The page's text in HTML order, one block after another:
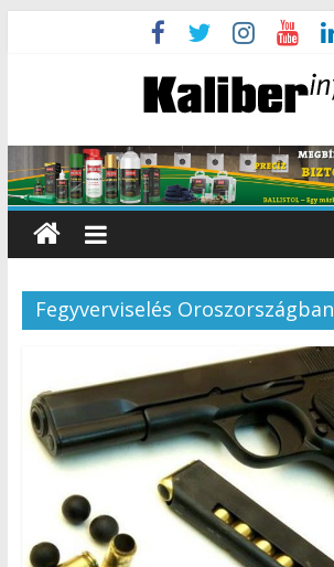
Fegyverviselés Oroszországban